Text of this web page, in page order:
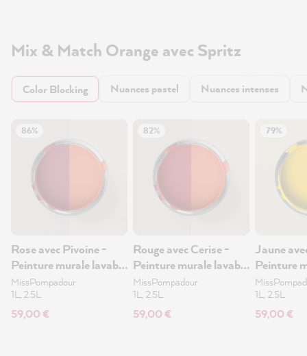
Mix & Match Orange avec Spritz
Color Blocking Nuances pastel Nuances intenses
86%
Rose avec Pivoine -
Peinture murale lavable
2.5L
MissPompadour
1L, 2.5L
59,00 €
82%
Rouge avec Cerise -
Peinture murale lavable
2.5L
MissPompadour
1L, 2.5L
59,00 €
79%
Jaune
Peinture
2.5L
1L, 2.5L
59,00 €